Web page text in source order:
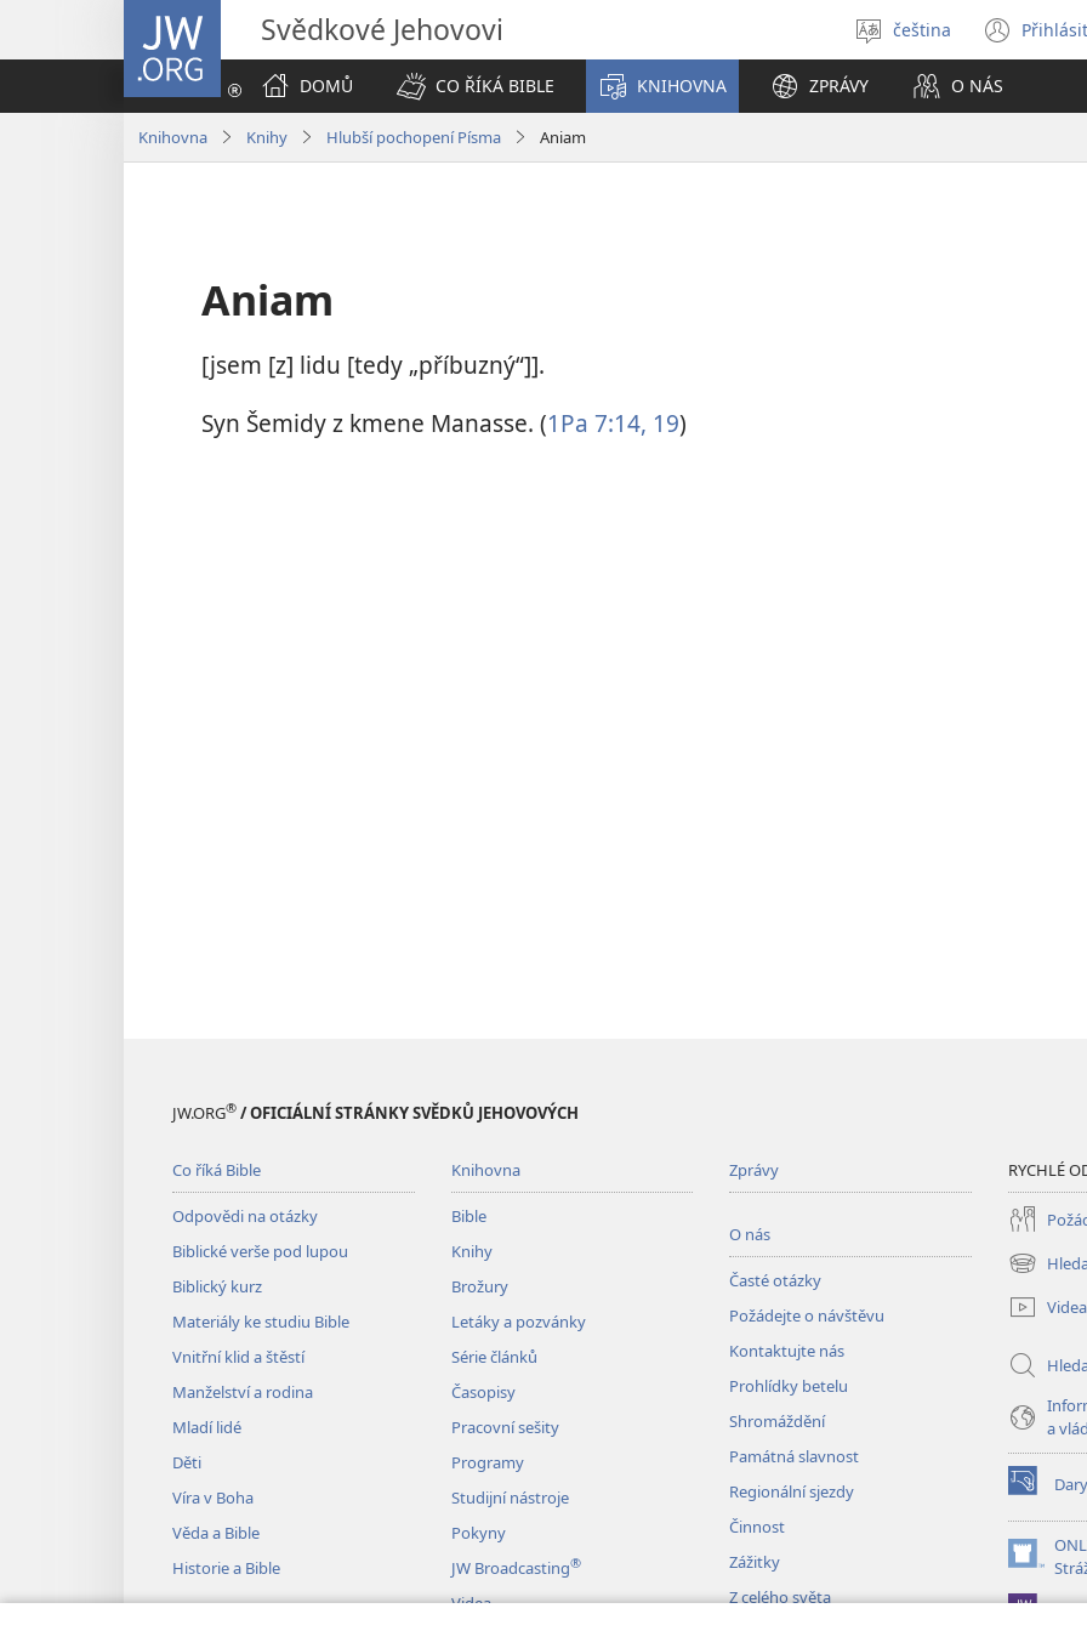
JW.ORG Svědkové Jehovovi
Vybrat
jazyk
čeština
nové
DOMŮ
CO ŘÍKÁ BIBLE KNIHOVNA ZPRÁVY O NÁS
Knihovna Knihy Hlubší pochopení Písma Aniam
Aniam
[jsem [z] lidu [tedy „příbuzný“]].
Syn Šemidy z kmene Manasse. (1Pa 7:14, 19)
JW.ORG® / OFICIÁLNÍ STRÁNKY SVĚDKŮ JEHOVOVÝCH
Co říká Bible
Odpovědi na otázky
Biblické verše pod lupou
Biblický kurz
Materiály ke studiu Bible
Vnitřní klid a štěstí
Manželství a rodina
Mladí lidé
Děti
Víra v Boha
Věda a Bible
Historie a Bible
Knihovna
Bible
Knihy
Brožury
Letáky a pozvánky
Série článků
Časopisy
Pracovní sešity
Programy
Studijní nástroje
Pokyny
JW Broadcasting®
Videa
Zprávy
O nás
Časté otázky
Požádejte o návštěvu
Kontaktujte nás
Prohlídky betelu
Shromáždění
Památná slavnost
Regionální sjezdy
Činnost
Zážitky
Z celého světa
RYCHLÉ
(otevřeno
nové
okno)
Videa
a
Dary
(otevřeno
nové
okno)
(otevřeno
nové